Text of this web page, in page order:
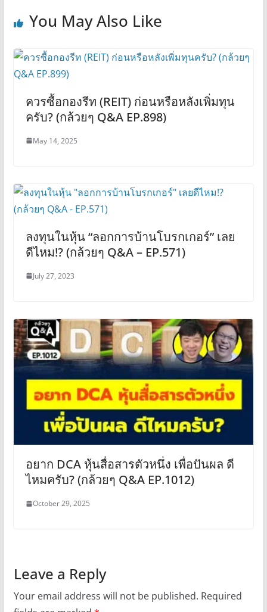
You May Also Like
ควรซื้อกองรีท (REIT) ก่อนหรือหลังเพิ่มทุน
ครับ? (กล้วยๆ Q&A EP.898)
May 14, 2025
ลงทุนในหุ้น “ลอกการบ้านโบรกเกอร์” เลย
ดีไหม!? (กล้วยๆ Q&A – EP.571)
July 27, 2023
อยาก DCA หุ้นสื่อสารตัวหนึ่ง เพื่อปันผล ดี
ไหมครับ? (กล้วยๆ Q&A EP.1012)
October 29, 2025
Leave a Reply
Your email address will not be published. Required